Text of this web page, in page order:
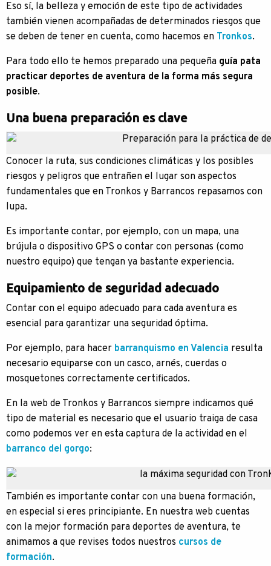
Eso sí, la belleza y emoción de este tipo de actividades
también vienen acompañadas de determinados riesgos que
se deben de tener en cuenta, como hacemos en Tronkos.
Para todo ello te hemos preparado una pequeña guía pata
practicar deportes de aventura de la forma más segura
posible.
Una buena preparación es clave
Conocer la ruta, sus condiciones climáticas y los posibles
riesgos y peligros que entrañen el lugar son aspectos
fundamentales que en Tronkos y Barrancos repasamos con
lupa.
Es importante contar, por ejemplo, con un mapa, una
brújula o dispositivo GPS o contar con personas (como
nuestro equipo) que tengan ya bastante experiencia.
Equipamiento de seguridad adecuado
Contar con el equipo adecuado para cada aventura es
esencial para garantizar una seguridad óptima.
Por ejemplo, para hacer barranquismo en Valencia resulta
necesario equiparse con un casco, arnés, cuerdas o
mosquetones correctamente certificados.
En la web de Tronkos y Barrancos siempre indicamos qué
tipo de material es necesario que el usuario traiga de casa
como podemos ver en esta captura de la actividad en el
barranco del gorgo:
También es importante contar con una buena formación,
en especial si eres principiante. En nuestra web cuentas
con la mejor formación para deportes de aventura, te
animamos a que revises todos nuestros cursos de
formación.